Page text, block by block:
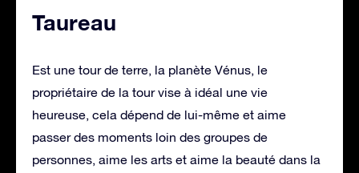
Taureau
Est une tour de terre, la planète Vénus, le
propriétaire de la tour vise à idéal une vie
heureuse, cela dépend de lui-même et aime
passer des moments loin des groupes de
personnes, aime les arts et aime la beauté dans la